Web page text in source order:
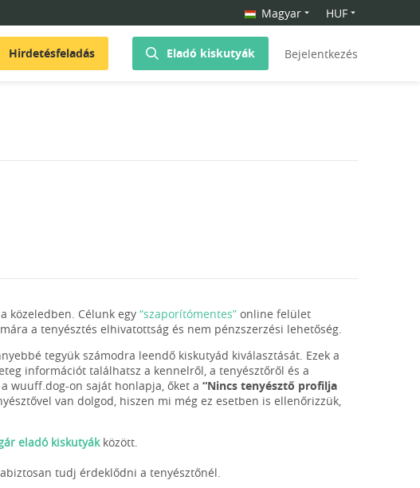
Magyar HUF
Hirdetésfeladás Eladó kiskutyák Bejelentkezés
közeledben. Célunk egy “szaporítómentes” online felület
a tenyésztés elhivatottság és nem pénzszerzési lehetőség.
tegyük számodra leendő kiskutyád kiválasztását. Ezek a
információt találhatsz a kennelről, a tenyésztőről és a
wuuff.dog-on saját honlapja, őket a “Nincs tenyésztő profilja
van dolgod, hiszen mi még ez esetben is ellenőrizzük,
eladó kiskutyákközött.
tudj érdeklődni a tenyésztőnél.